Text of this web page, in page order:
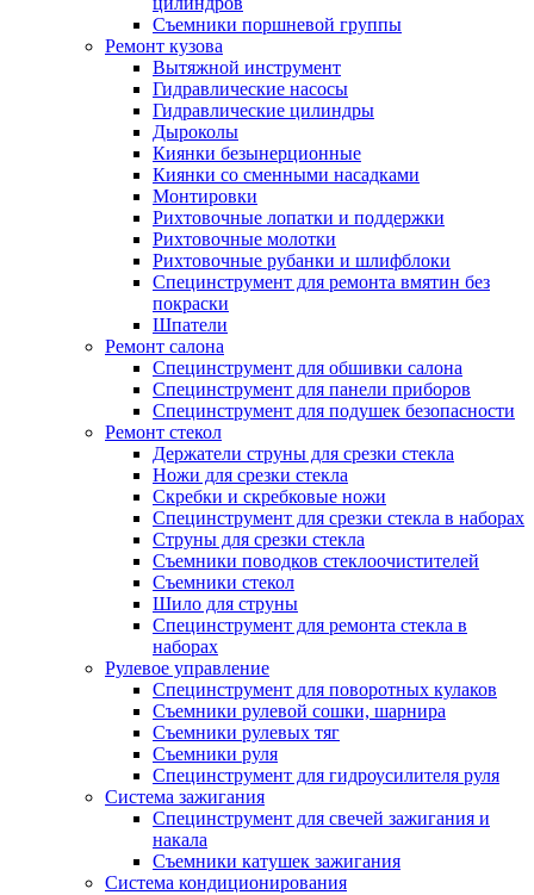
Съемники поршневой группы
Ремонт кузова
Вытяжной инструмент
Гидравлические насосы
Гидравлические цилиндры
Дыроколы
Киянки безынерционные
Киянки со сменными насадками
Монтировки
Рихтовочные лопатки и поддержки
Рихтовочные молотки
Рихтовочные рубанки и шлифблоки
Специнструмент для ремонта вмятин без
покраски
Шпатели
Ремонт салона
Специнструмент для обшивки салона
Специнструмент для панели приборов
Специнструмент для подушек безопасности
Ремонт стекол
Держатели струны для срезки стекла
Ножи для срезки стекла
Скребки и скребковые ножи
Специнструмент для срезки стекла в наборах
Струны для срезки стекла
Съемники поводков стеклоочистителей
Съемники стекол
Шило для струны
Специнструмент для ремонта стекла в
наборах
Рулевое управление
Специнструмент для поворотных кулаков
Съемники рулевой сошки, шарнира
Съемники рулевых тяг
Съемники руля
Специнструмент для гидроусилителя руля
Система зажигания
Специнструмент для свечей зажигания и
накала
Съемники катушек зажигания
Система кондиционирования